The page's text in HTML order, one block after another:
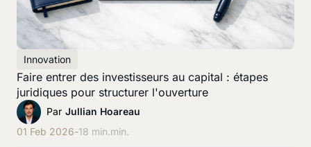
Innovation
Faire entrer des investisseurs au capital : étapes
juridiques pour structurer l'ouverture
Par Jullian Hoareau
01 Feb 2026-18 min.min.